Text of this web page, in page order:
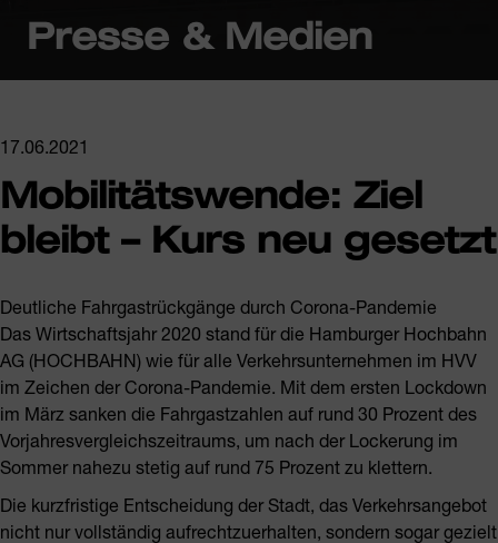
Presse & Medien
17.06.2021
Mobilitätswende: Ziel
bleibt – Kurs neu gesetzt
Deutliche Fahrgastrückgänge durch Corona-Pandemie
Das Wirtschaftsjahr 2020 stand für die Hamburger Hochbahn
AG (HOCHBAHN) wie für alle Verkehrsunternehmen im HVV
im Zeichen der Corona-Pandemie. Mit dem ersten Lockdown
im März sanken die Fahrgastzahlen auf rund 30 Prozent des
Vorjahresvergleichszeitraums, um nach der Lockerung im
Sommer nahezu stetig auf rund 75 Prozent zu klettern.
Die kurzfristige Entscheidung der Stadt, das Verkehrsangebot
nicht nur vollständig aufrechtzuerhalten, sondern sogar gezielt